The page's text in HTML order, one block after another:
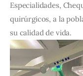
Especialidades,
quirúrgicos, a la
su calidad de vida.